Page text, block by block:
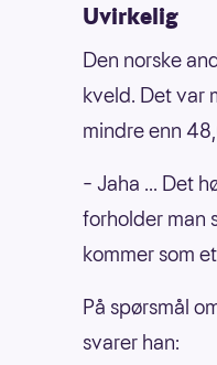
Uvirkelig
Den norske
kveld. Det var
mindre enn
– Jaha ... Det
forholder man
kommer som
På spørsmål
svarer han: